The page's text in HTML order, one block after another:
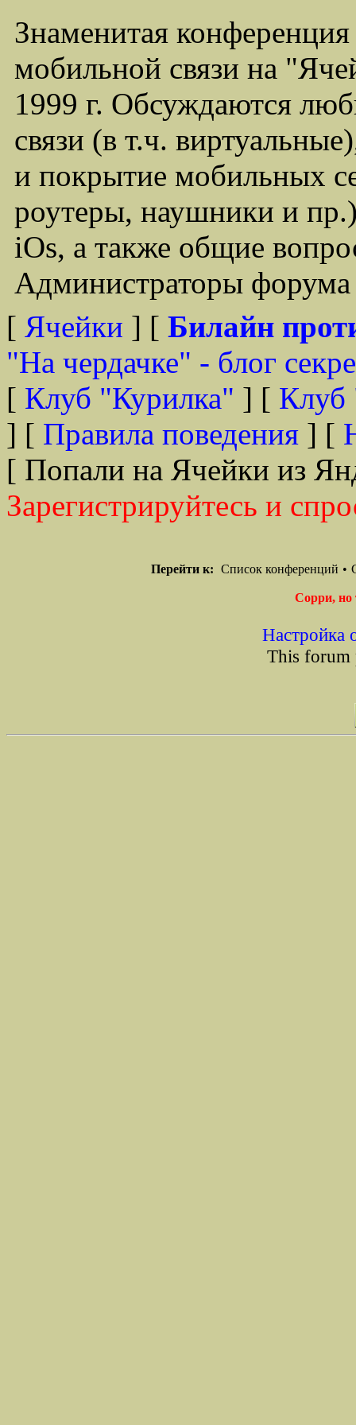
Знаменитая
мобильной связи на
1999 г. Обсуждаются
связи (в т.ч.
и покрытие мобильных
роутеры, наушники и
iOs, а также общие
Администраторы
[ Ячейки ] [ Билайн
"На чердачке" - блог
[ Клуб "Курилка" ] [ Клуб
] [ Правила поведения ] [
[ Попали на Ячейки из
Зарегистрируйтесь и
Перейти к: Список конференций •
Сорри, но
Настройка
This